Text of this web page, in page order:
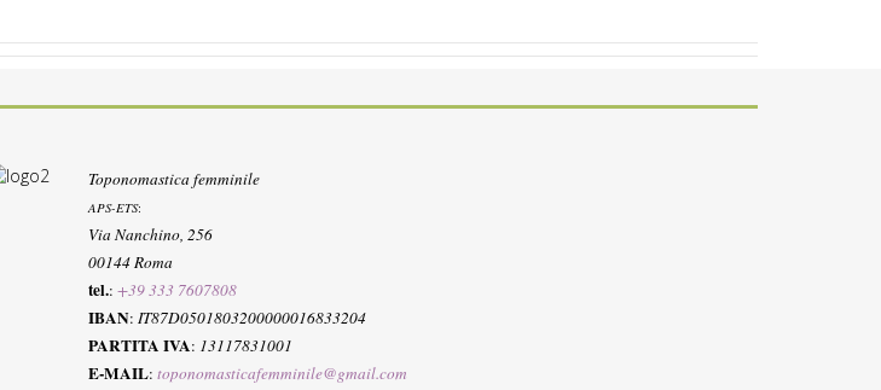
Toponomastica femminile
APS-ETS:
Via Nanchino, 256
00144 Roma
tel.: +39 333 7607808
IBAN: IT87D0501803200000016833204
PARTITA IVA: 13117831001
E-MAIL: toponomasticafemminile@gmail.com